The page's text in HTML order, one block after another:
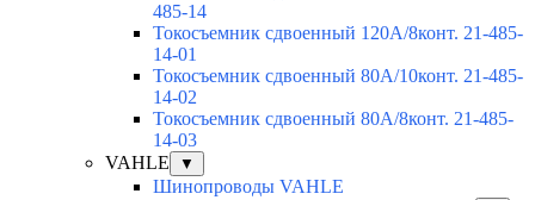
485-14
Токосъемник сдвоенный 120А/8конт. 21-485-
14-01
Токосъемник сдвоенный 80А/10конт. 21-485-
14-02
Токосъемник сдвоенный 80А/8конт. 21-485-
14-03
VAHLE
▼
Шинопроводы VAHLE